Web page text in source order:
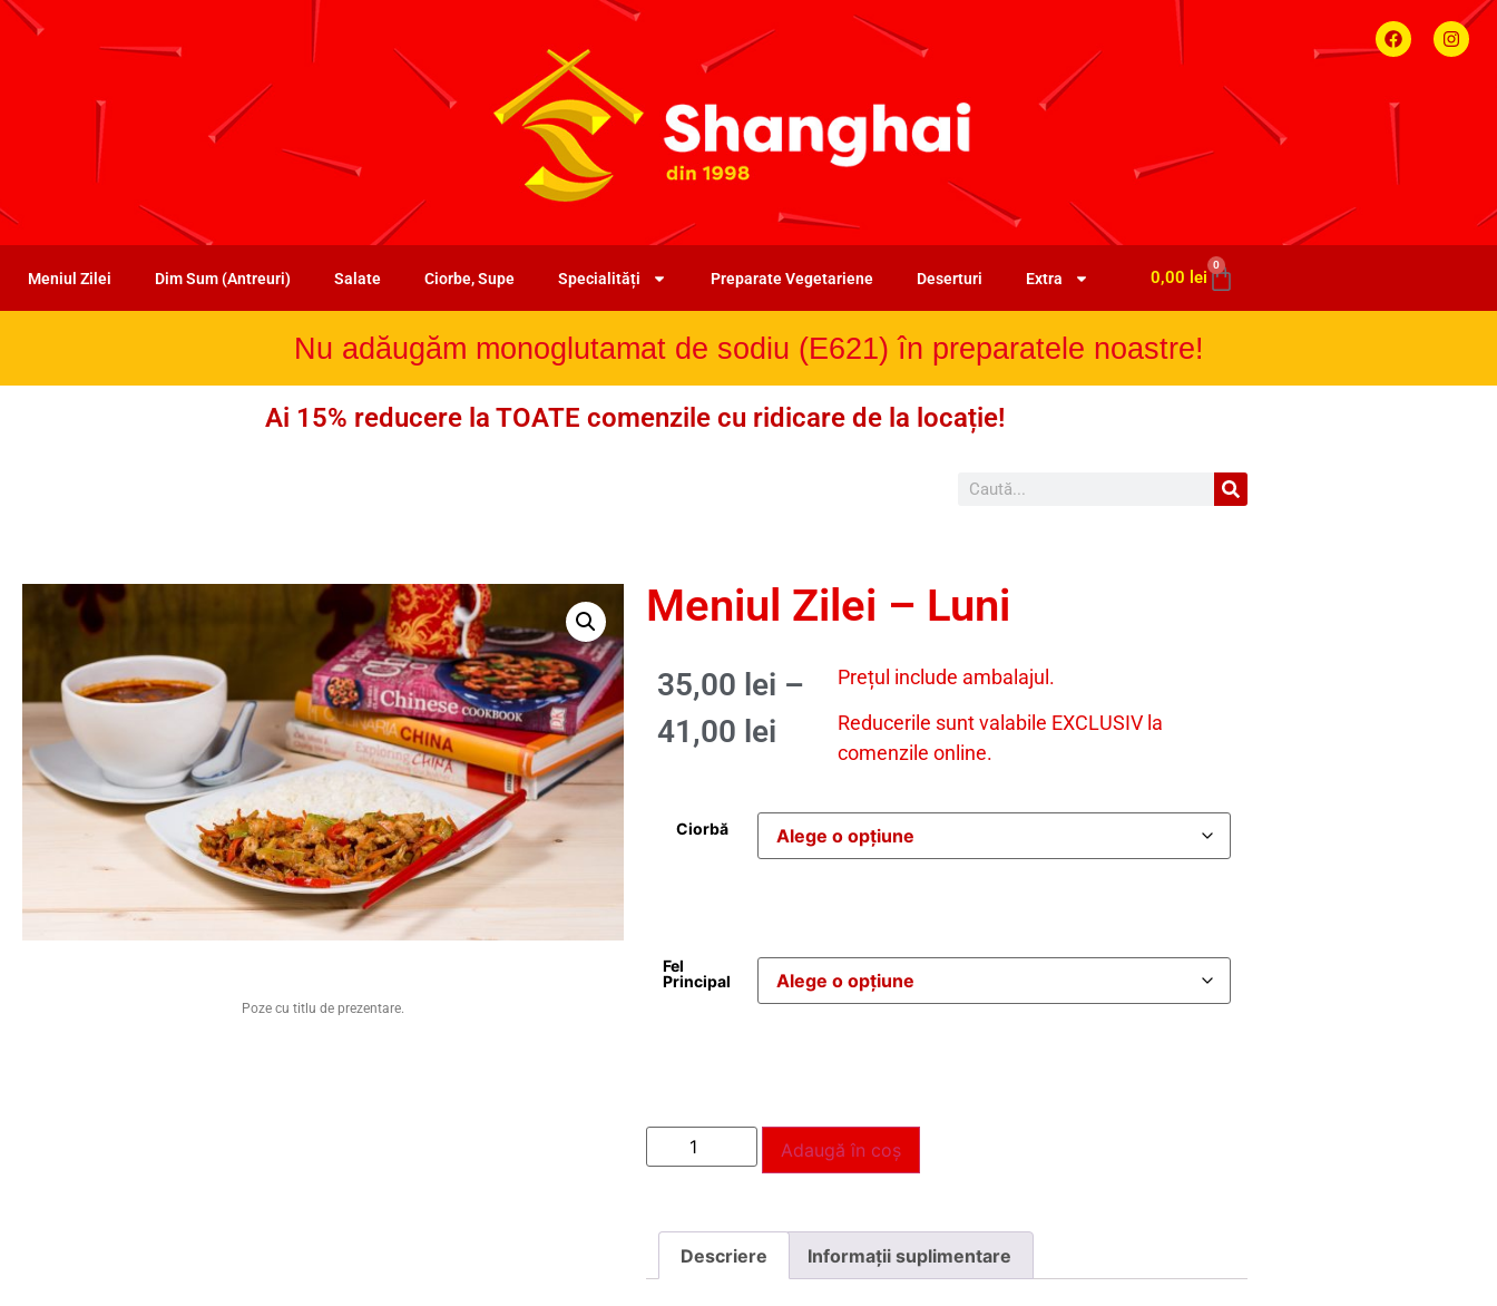
Meniul Zilei Dim Sum (Antreuri) Salate Ciorbe, Supe Specialități Preparate Vegetariene Deserturi Extra 0,00 lei
0
Nu adăugăm monoglutamat de sodiu (E621) în preparatele noastre!
Ai 15% reducere la TOATE comenzile cu ridicare de la locație!
Poze cu titlu de prezentare.
Meniul Zilei – Luni
35,00 lei –
41,00 lei
Prețul include ambalajul.
Reducerile sunt valabile EXCLUSIV la
comenzile online.
Ciorbă
Fel
Principal
Adaugă în coș
Descriere Informații suplimentare